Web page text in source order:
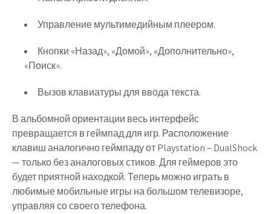
Управление мультимедийным плеером.
Кнопки «Назад», «Домой», «Дополнительно»,
«Поиск».
Вызов клавиатуры для ввода текста.
В альбомной ориентации весь интерфейс
превращается в геймпад для игр. Расположение
клавиш аналогично геймпаду от Playstation – DualShock
— только без аналоговых стиков. Для геймеров это
будет приятной находкой. Теперь можно играть в
любимые мобильные игры на большом телевизоре,
управляя со своего телефона.